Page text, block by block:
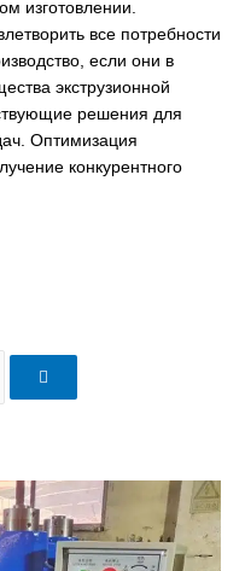
изготовлении.
все потребности
если они в
экструзионной
решения для
Оптимизация
конкурентного